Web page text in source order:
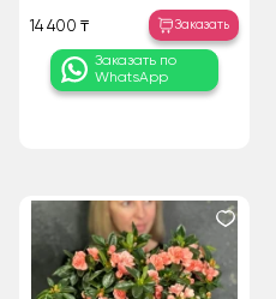
14 400 ₸ Заказать
Заказать по
WhatsApp